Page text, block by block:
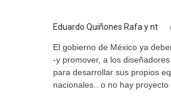
Eduardo Quiñones Rafa y nt
El gobierno de México ya
-y promover, a los
para desarrollar sus propios
nacionales.. o no hay